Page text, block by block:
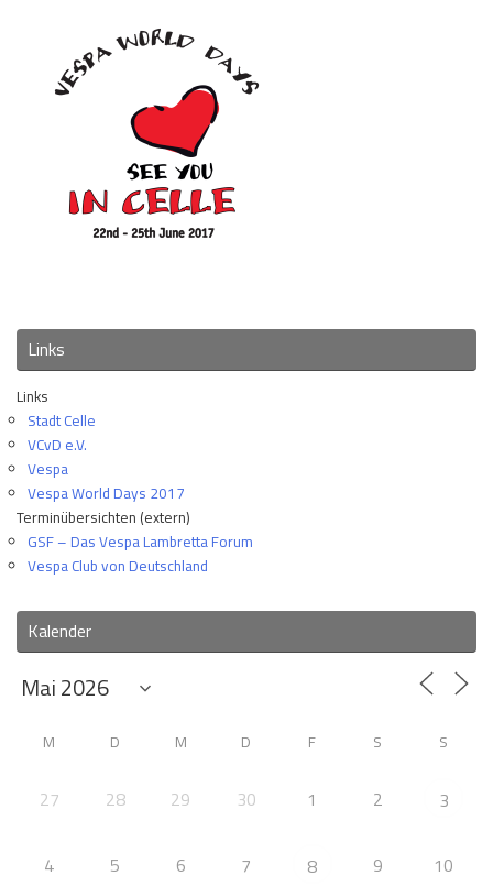
Links
Links
Stadt Celle
VCvD e.V.
Vespa
Vespa World Days 2017
Terminübersichten (extern)
GSF – Das Vespa Lambretta Forum
Vespa Club von Deutschland
Kalender
M D M D F S S
27 28 29 30 1 2 3
4 5 6 7 8 9 10